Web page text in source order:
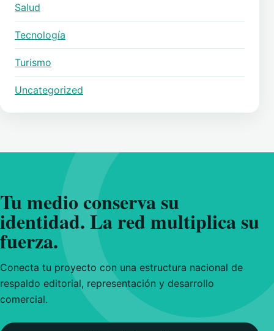
Salud
Tecnología
Turismo
Uncategorized
Tu medio conserva su
identidad. La red multiplica su
fuerza.
Conecta tu proyecto con una estructura nacional de
respaldo editorial, representación y desarrollo
comercial.